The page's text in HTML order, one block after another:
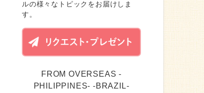
ルの様々なトピックをお届けしま
す。
FROM OVERSEAS -
PHILIPPINES- -BRAZIL-